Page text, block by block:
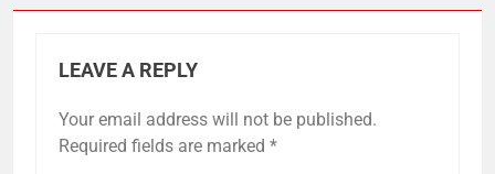
LEAVE A REPLY
Your email address will not be published.
Required fields are marked *